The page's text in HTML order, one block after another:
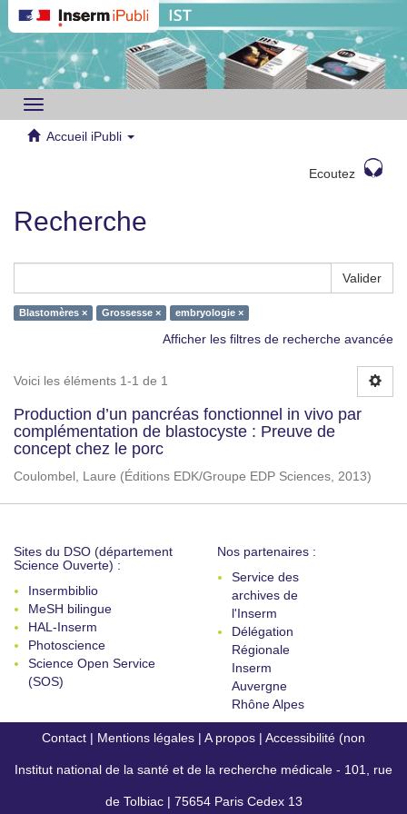
Toggle
navigation
Accueil iPubli
Ecoutez
Recherche
Valider
Blastomères × Grossesse × embryologie ×
Afficher les filtres de recherche avancée
Voici les éléments 1-1 de 1
Production d’un pancréas fonctionnel in vivo par
complémentation de blastocyste : Preuve de
concept chez le porc
Coulombel, Laure (Éditions EDK/Groupe EDP Sciences, 2013)
Sites du DSO (département
Science Ouverte) :
Insermbiblio
MeSH bilingue
HAL-Inserm
Photoscience
Science Open Service
(SOS)
Nos partenaires :
Service des
archives de
l'Inserm
Délégation
Régionale
Inserm
Auvergne
Rhône Alpes
Contact | Mentions légales | A propos | Accessibilité (non
conforme)
Institut national de la santé et de la recherche médicale - 101, rue
de Tolbiac | 75654 Paris Cedex 13